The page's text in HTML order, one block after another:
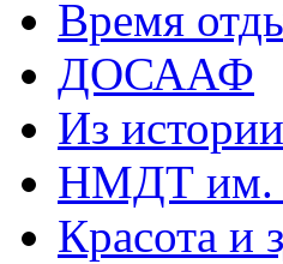
Время
ДОСААФ
Из
НМДТ им.
Красота и